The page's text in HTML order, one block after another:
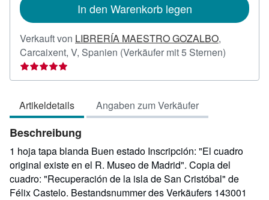
In den Warenkorb legen
Verkauft von LIBRERÍA MAESTRO GOZALBO,
Carcaixent, V, Spanien (Verkäufer mit 5 Sternen)
von
Artikeldetails Angaben zum Verkäufer
Beschreibung
1 hoja tapa blanda Buen estado Inscripción: "El cuadro
original existe en el R. Museo de Madrid". Copia del
cuadro: "Recuperación de la isla de San Cristóbal" de
Félix Castelo. Bestandsnummer des Verkäufers 143001